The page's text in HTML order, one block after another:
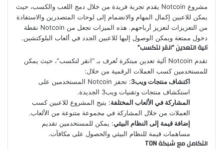
مشروع Notcoin يقدم تجربة فريدة من خلال دمج اللعب والكسب، حيث
يمكن للاعبين إكمال المهام والانضمام إلى لوحات المتصدرين والاستفادة
من التعزيزات لتعزيز أرباحهم. هذه الميزات تجعل من Notcoin نقطة
دخول ممتعة ويمكن الوصول إليها للاعبين الجدد في ألعاب البلوكتشين.
آلية التعدين “انقر لتكسب”
تقدم Notcoin آلية تعدين مبتكرة تُعرف بـ “انقر لتكسب”، حيث يمكن
للمستخدمين كسب العملات الرقمية من خلال:
اكتشاف منتجات ويب3
: تحفز Notcoin المستخدمين على
استكشاف منتجات وتقنيات ويب3 الجديدة.
المشاركة في الألعاب المختلفة: يتيح المشروع للاعبين كسب
العملات من خلال المشاركة في مجموعة متنوعة من الألعاب.
إضافة قيمة إلى النظام البيئي: يمكن للمستخدمين تقديم
مساهمات قيمة للنظام البيئي والحصول على مكافآت.
التكامل مع شبكة TON